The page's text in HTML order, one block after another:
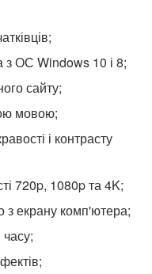
з ОС Windows 10 і 8;
сайту;
мовою;
і контрасту
720p, 1080p та 4K;
з екрану комп'ютера;